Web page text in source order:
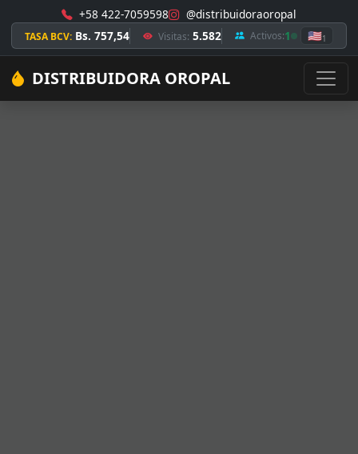
+58 422-7059598 @distribuidoraoropal
TASA BCV: Bs. 757,54 Visitas: 5.582 Activos:1 🇺🇸1
DISTRIBUIDORA OROPAL